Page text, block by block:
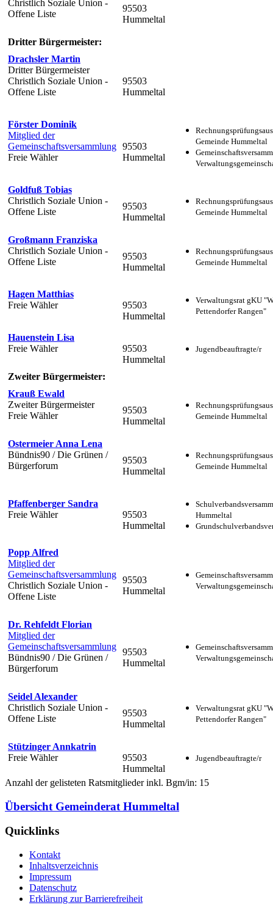
Christlich Soziale Union -
Offene Liste
95503
Hummeltal
Dritter Bürgermeister:
Drachsler Martin
Dritter Bürgermeister
Christlich Soziale Union -
Offene Liste
95503
Hummeltal
Förster Dominik
Mitglied der
Gemeinschaftsversammlung
Freie Wähler
95503
Hummeltal
Gemeinde Hummeltal
Goldfuß Tobias
Christlich Soziale Union -
Offene Liste
95503
Hummeltal
Gemeinde Hummeltal
Großmann Franziska
Christlich Soziale Union -
Offene Liste
95503
Hummeltal
Gemeinde Hummeltal
Hagen Matthias
Freie Wähler
95503
Hummeltal
Verwaltungsrat gKU
Pettendorfer Rangen"
Hauenstein Lisa
Freie Wähler
95503
Hummeltal
Jugendbeauftragte/r
Zweiter Bürgermeister:
Krauß Ewald
Zweiter Bürgermeister
Freie Wähler
95503
Hummeltal
Gemeinde Hummeltal
Ostermeier Anna Lena
Bündnis90 / Die Grünen /
Bürgerforum
95503
Hummeltal
Gemeinde Hummeltal
Pfaffenberger Sandra
Freie Wähler
95503
Hummeltal
Hummeltal
Popp Alfred
Mitglied der
Gemeinschaftsversammlung
Christlich Soziale Union -
Offene Liste
95503
Hummeltal
Dr. Rehfeldt Florian
Mitglied der
Gemeinschaftsversammlung
Bündnis90 / Die Grünen /
Bürgerforum
95503
Hummeltal
Seidel Alexander
Christlich Soziale Union -
Offene Liste
95503
Hummeltal
Verwaltungsrat gKU
Pettendorfer Rangen"
Stützinger Annkatrin
Freie Wähler
95503
Hummeltal
Jugendbeauftragte/r
Anzahl der gelisteten Ratsmitglieder inkl. Bgm/in: 15
Übersicht Gemeinderat Hummeltal
Quicklinks
Kontakt
Inhaltsverzeichnis
Impressum
Datenschutz
Erklärung zur Barrierefreiheit